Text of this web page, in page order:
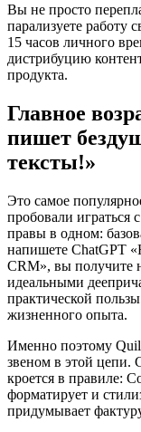
Вы не просто
парализуете работу
15 часов личного
дистрибуцию
продукта.
Главное
пишет
тексты!»
Это самое
пробовали играться
правы в одном:
напишете ChatGPT
CRM», вы получите
идеальными
практической
жизненного опыта.
Именно поэтому
звеном в этой цепи.
кроется в правиле:
форматирует и
придумывает